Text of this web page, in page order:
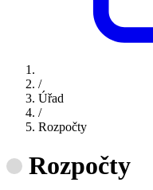
/
Úřad
/
Rozpočty
Rozpočty